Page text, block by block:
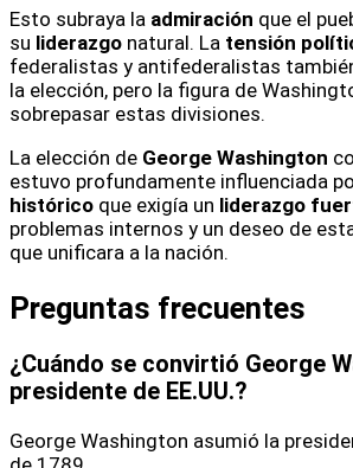
Esto subraya la admiración que el
su liderazgo natural. La tensión
federalistas y antifederalistas
la elección, pero la figura de
sobrepasar estas divisiones.
La elección de George Washington
estuvo profundamente influenciada
histórico que exigía un liderazgo
problemas internos y un deseo de
que unificara a la nación.
Preguntas frecuentes
¿Cuándo se convirtió George
presidente de EE.UU.?
George Washington asumió la